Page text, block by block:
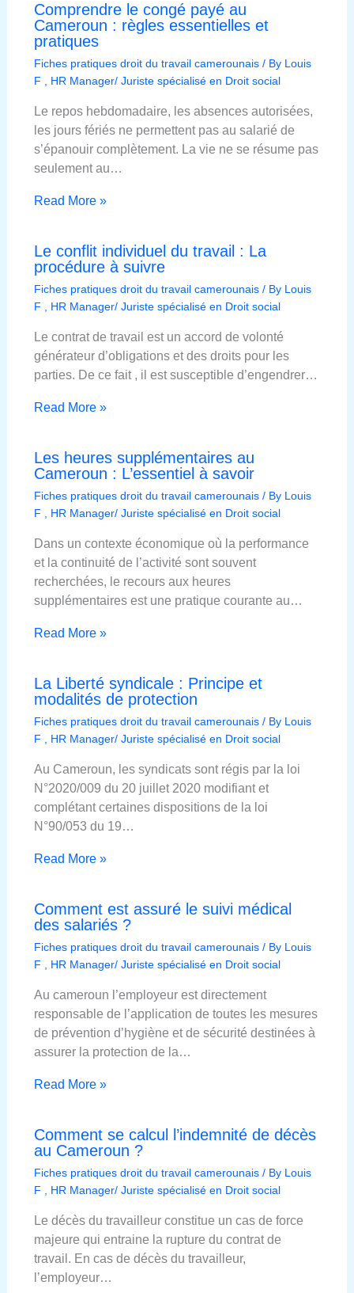
Comprendre le congé payé au
Cameroun : règles essentielles et
pratiques
Fiches pratiques droit du travail camerounais/ By Louis
F , HR Manager/ Juriste spécialisé en Droit social
Le repos hebdomadaire, les absences autorisées,
les jours fériés ne permettent pas au salarié de
s’épanouir complètement. La vie ne se résume pas
seulement au…
Read More »
Le conflit individuel du travail : La
procédure à suivre
Fiches pratiques droit du travail camerounais/ By Louis
F , HR Manager/ Juriste spécialisé en Droit social
Le contrat de travail est un accord de volonté
générateur d’obligations et des droits pour les
parties. De ce fait , il est susceptible d’engendrer…
Read More »
Les heures supplémentaires au
Cameroun : L’essentiel à savoir
Fiches pratiques droit du travail camerounais/ By Louis
F , HR Manager/ Juriste spécialisé en Droit social
Dans un contexte économique où la performance
et la continuité de l’activité sont souvent
recherchées, le recours aux heures
supplémentaires est une pratique courante au…
Read More »
La Liberté syndicale : Principe et
modalités de protection
Fiches pratiques droit du travail camerounais/ By Louis
F , HR Manager/ Juriste spécialisé en Droit social
Au Cameroun, les syndicats sont régis par la loi
N°2020/009 du 20 juillet 2020 modifiant et
complétant certaines dispositions de la loi
N°90/053 du 19…
Read More »
Comment est assuré le suivi médical
des salariés ?
Fiches pratiques droit du travail camerounais/ By Louis
F , HR Manager/ Juriste spécialisé en Droit social
Au cameroun l’employeur est directement
responsable de l’application de toutes les mesures
de prévention d’hygiène et de sécurité destinées à
assurer la protection de la…
Read More »
Comment se calcul l’indemnité de décès
au Cameroun ?
Fiches pratiques droit du travail camerounais/ By Louis
F , HR Manager/ Juriste spécialisé en Droit social
Le décès du travailleur constitue un cas de force
majeure qui entraine la rupture du contrat de
travail. En cas de décès du travailleur,
l’employeur…